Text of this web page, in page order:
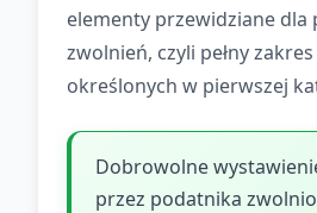
elementy przewidziane dla
zwolnień, czyli pełny
określonych w pierwszej
Dobrowolne
przez podatnika